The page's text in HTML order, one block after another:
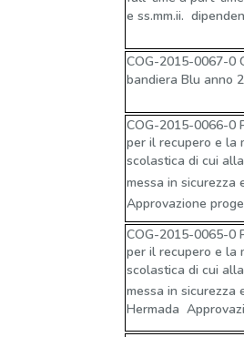
e ss.mm.ii. 
COG-2015-0067-0
bandiera Blu anno
COG-2015-0066-0
per il recupero e la
scolastica di cui alla
messa in sicurezza
Approvazione
COG-2015-0065-0
per il recupero e la
scolastica di cui alla
messa in sicurezza
Hermada 